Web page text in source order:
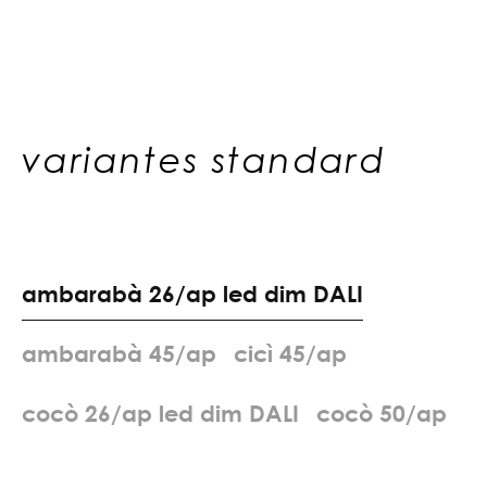
variantes standard
ambarabà 26/ap led dim DALI
ambarabà 45/ap cicì 45/ap
cocò 26/ap led dim DALI cocò 50/ap